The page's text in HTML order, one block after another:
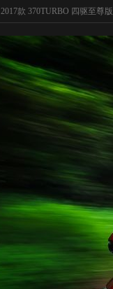
2017款 370TURBO 四驱至尊版